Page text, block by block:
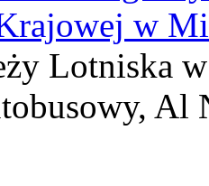
w
Lotniska
Al